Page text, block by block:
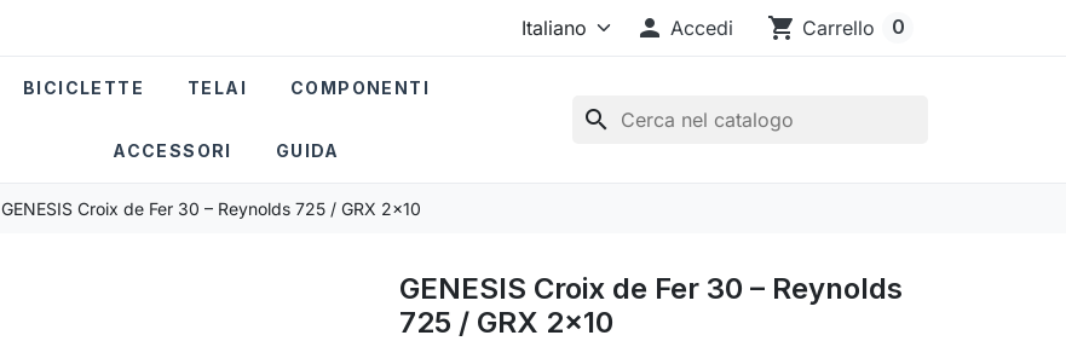
 Accedi shopping_cart Carrello 0
search
BICICLETTE TELAI COMPONENTI
ACCESSORI GUIDA
GENESIS Croix de Fer 30 – Reynolds 725 / GRX 2x10
GENESIS Croix de Fer 30 – Reynolds
725 / GRX 2x10